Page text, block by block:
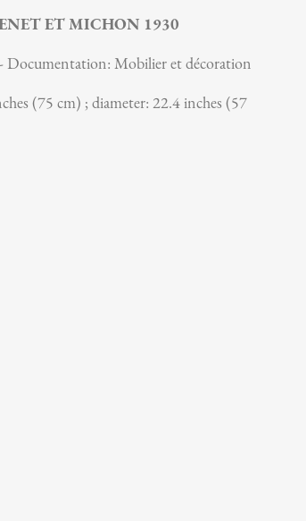
ET MICHON 1930
Documentation: Mobilier et décoration
(75 cm) ; diameter: 22.4 inches (57